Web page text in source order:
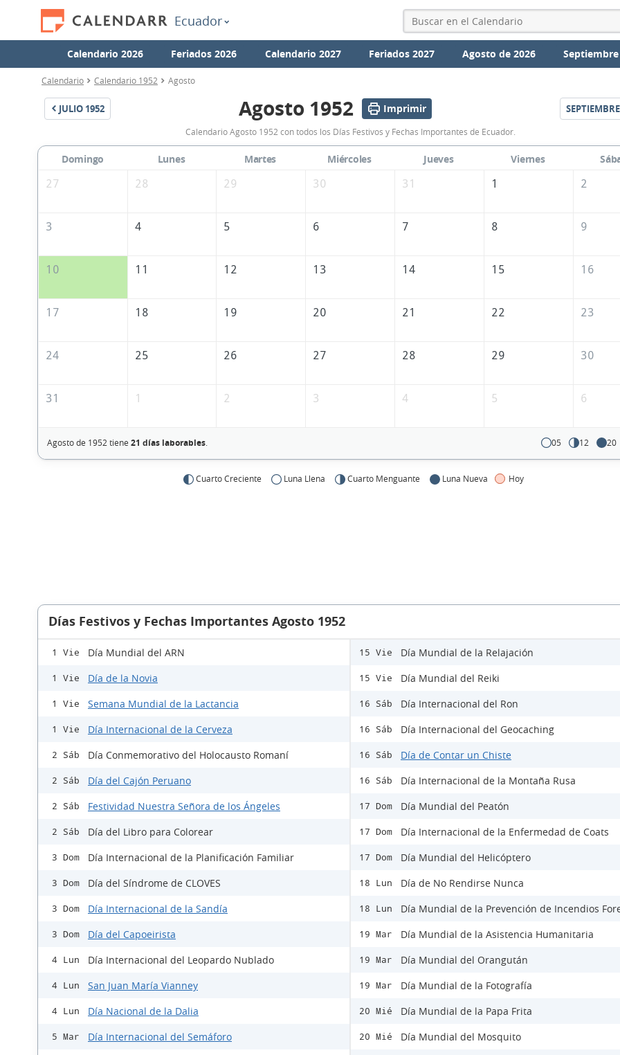
Ecuador
Calendario 2026 Feriados 2026 Calendario 2027 Feriados 2027 Agosto de 2026
Calendario Calendario 1952 Agosto
JULIO 1952
Calendario
Agosto
1952
Ecuador
Agosto 1952 Imprimir SEPTIEMBRE
Calendario Agosto 1952 con todos los Días Festivos y Fechas Importantes de Ecuador.
Domingo Lunes Martes Miércoles Jueves Viernes
27
28 29 30 31 1 2
3 4 5 6 7 8 9
10 11 12 13 14 15 16
17 18 19 20 21 22 23
24 25 26 27 28 29 30
31 1 2 3 4 5 6
Agosto de 1952 tiene 21 días laborables. 05 12 20
Cuarto Creciente Luna Llena Cuarto Menguante Luna Nueva Hoy
Días Festivos y Fechas Importantes Agosto 1952
1 Vie Día Mundial del ARN
1 Vie Día de la Novia
1 Vie Semana Mundial de la Lactancia
1 Vie Día Internacional de la Cerveza
2 Sáb Día Conmemorativo del Holocausto Romaní
2 Sáb Día del Cajón Peruano
2 Sáb Festividad Nuestra Señora de los Ángeles
2 Sáb Día del Libro para Colorear
3 Dom Día Internacional de la Planificación Familiar
3 Dom Día del Síndrome de CLOVES
3 Dom Día Internacional de la Sandía
3 Dom Día del Capoeirista
4 Lun Día Internacional del Leopardo Nublado
4 Lun San Juan María Vianney
4 Lun Día Nacional de la Dalia
5 Mar Día Internacional del Semáforo
15 Vie Día Mundial de la Relajación
15 Vie Día Mundial del Reiki
16 Sáb Día Internacional del Ron
16 Sáb Día Internacional del Geocaching
16 Sáb Día de Contar un Chiste
16 Sáb Día Internacional de la Montaña Rusa
17 Dom Día Mundial del Peatón
17 Dom Día Internacional de la Enfermedad de Coats
17 Dom Día Mundial del Helicóptero
18 Lun Día de No Rendirse Nunca
18 Lun Día Mundial de la Prevención de Incendios
19 Mar Día Mundial de la Asistencia Humanitaria
19 Mar Día Mundial del Orangután
19 Mar Día Mundial de la Fotografía
20 Mié Día Mundial de la Papa Frita
20 Mié Día Mundial del Mosquito